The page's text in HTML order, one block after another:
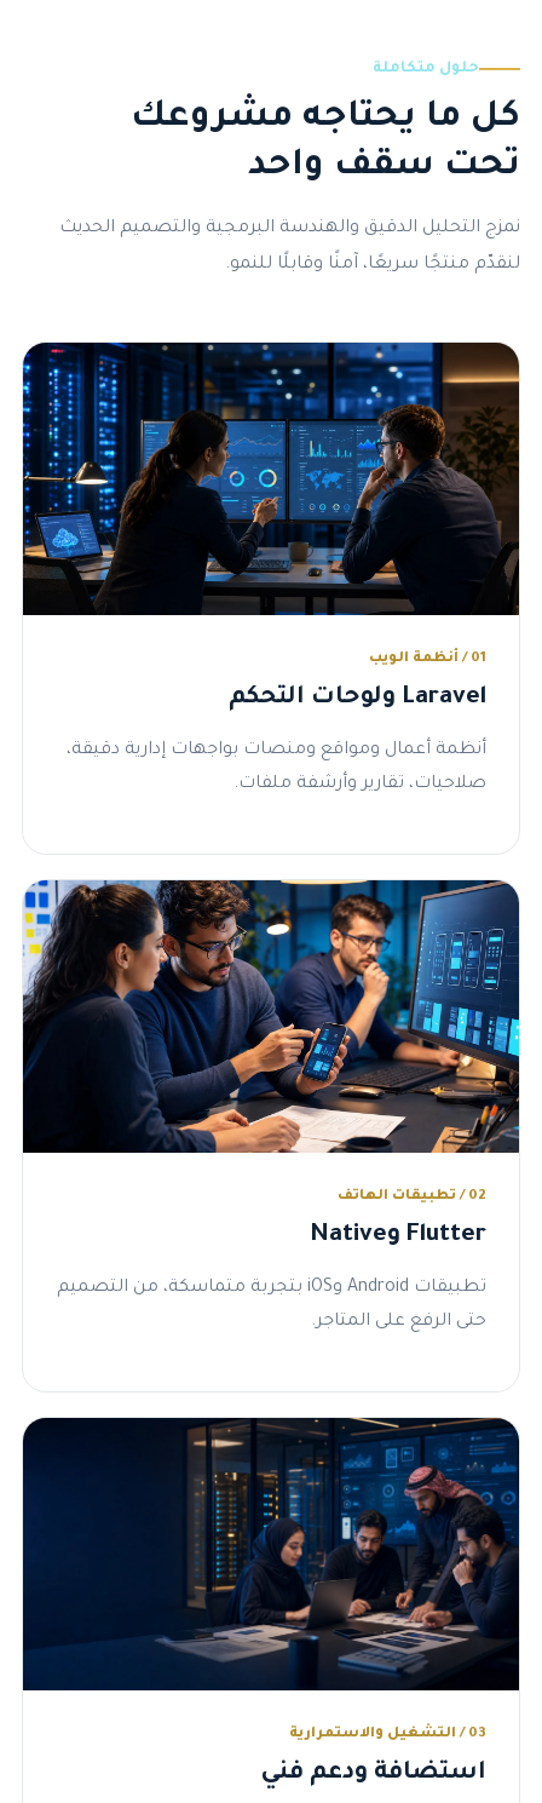
حلول متكاملة
كل ما يحتاجه مشروعك
تحت سقف واحد
نمزج التحليل الدقيق والهندسة البرمجية والتصميم الحديث
لنقدّم منتجًا سريعًا، آمنًا وقابلًا للنمو.
01 / أنظمة الويب
Laravel ولوحات التحكم
أنظمة أعمال ومواقع ومنصات بواجهات إدارية دقيقة،
صلاحيات، تقارير وأرشفة ملفات.
02 / تطبيقات الهاتف
Flutter وNative
تطبيقات Android وiOS بتجربة متماسكة، من التصميم
حتى الرفع على المتاجر.
03 / التشغيل والاستمرارية
استضافة ودعم فني